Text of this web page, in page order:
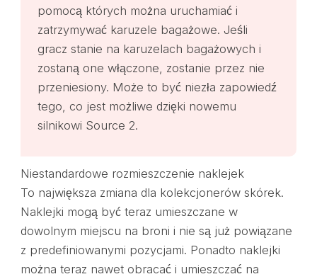
pomocą których można uruchamiać i
zatrzymywać karuzele bagażowe. Jeśli
gracz stanie na karuzelach bagażowych i
zostaną one włączone, zostanie przez nie
przeniesiony. Może to być niezła zapowiedź
tego, co jest możliwe dzięki nowemu
silnikowi Source 2.
Niestandardowe rozmieszczenie naklejek
To największa zmiana dla kolekcjonerów skórek.
Naklejki mogą być teraz umieszczane w
dowolnym miejscu na broni i nie są już powiązane
z predefiniowanymi pozycjami. Ponadto naklejki
można teraz nawet obracać i umieszczać na